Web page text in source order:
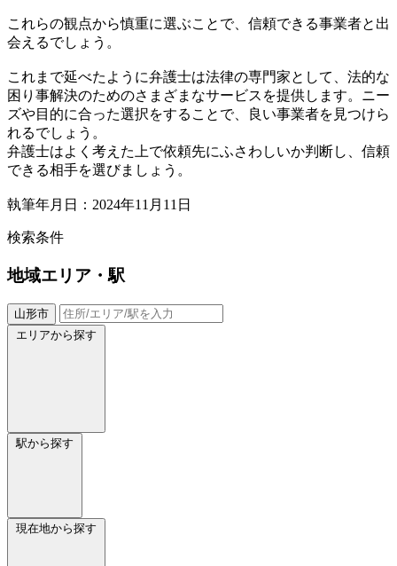
これらの観点から慎重に選ぶことで、信頼できる事業者と出
会えるでしょう。
これまで延べたように弁護士は法律の専門家として、法的な
困り事解決のためのさまざまなサービスを提供します。ニー
ズや目的に合った選択をすることで、良い事業者を見つけら
れるでしょう。
弁護士はよく考えた上で依頼先にふさわしいか判断し、信頼
できる相手を選びましょう。
執筆年月日：2024年11月11日
検索条件
地域エリア・駅
山形市
エリアから探す
駅から探す
現在地から探す